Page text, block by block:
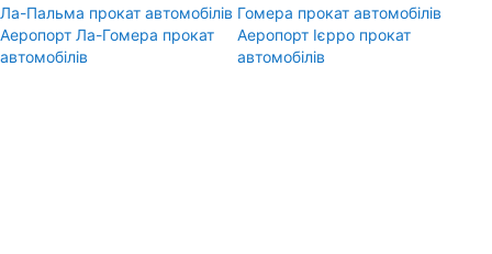
Ла-Пальма прокат автомобілів Гомера прокат автомобілів
Аеропорт Ла-Гомера прокат
автомобілів
Аеропорт Ієрро прокат
автомобілів